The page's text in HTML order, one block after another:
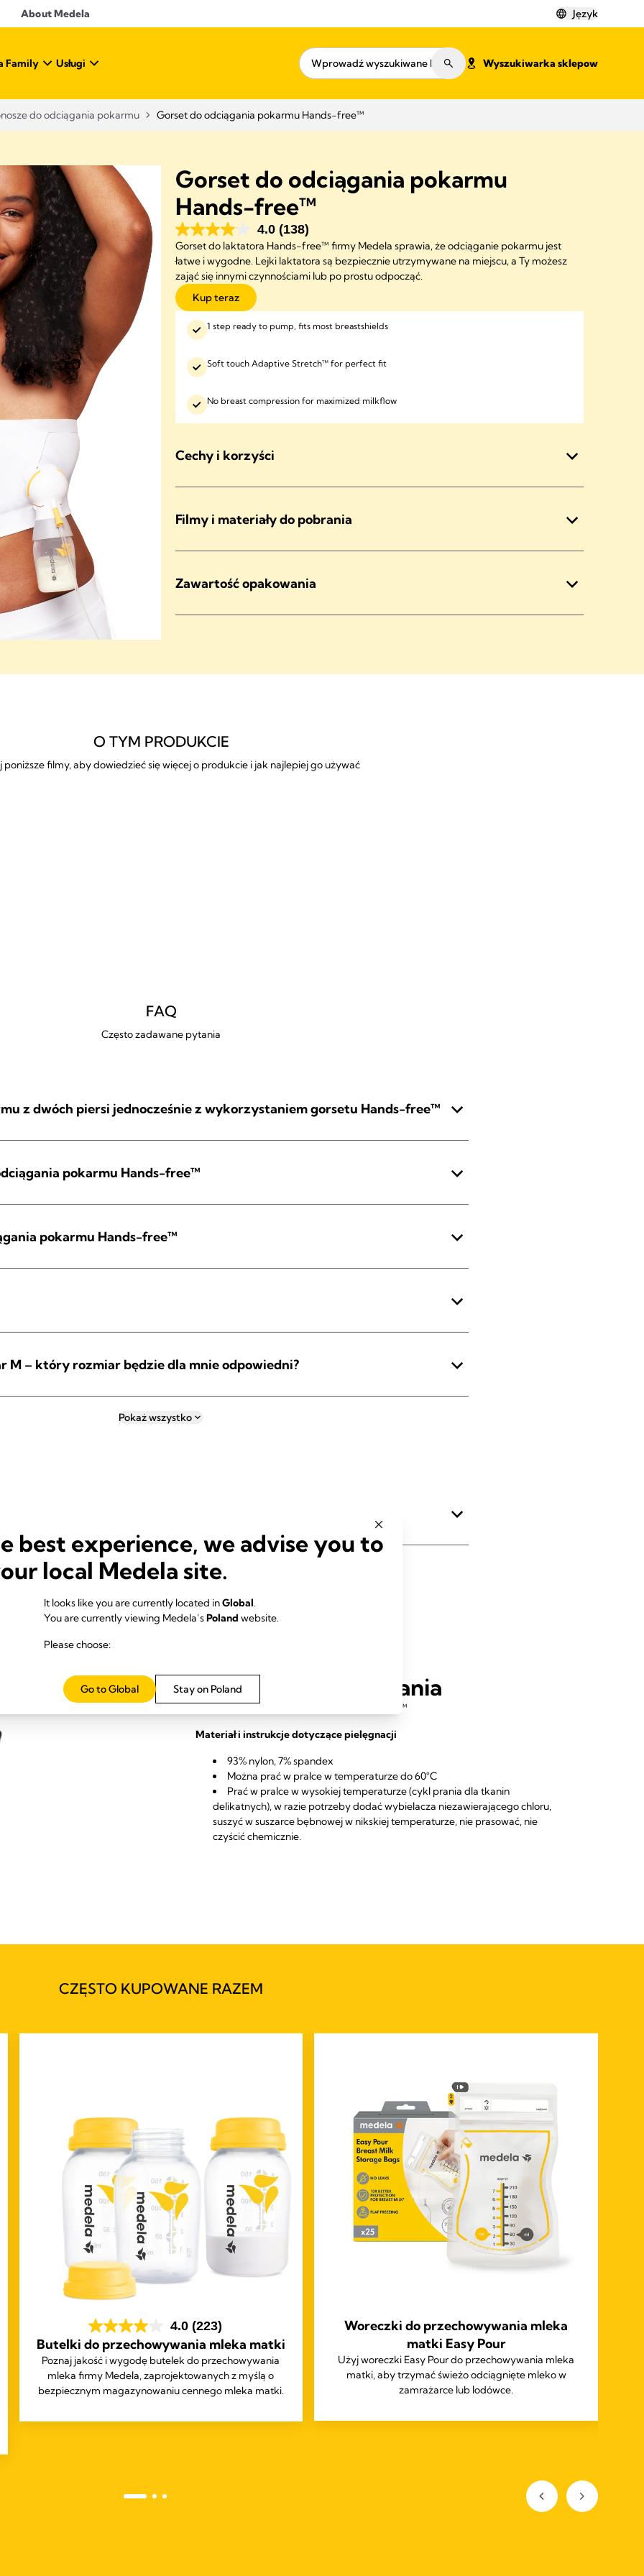
About Medela Język
Family Usługi Wyszukiwarka sklepow
do odciągania pokarmu Gorset do odciągania pokarmu Hands-free™
Gorset do odciągania pokarmu
Hands-free™
4.0 (138)
Gorset do laktatora Hands-free™ firmy Medela sprawia, że odciąganie pokarmu jest
łatwe i wygodne. Lejki laktatora są bezpiecznie utrzymywane na miejscu, a Ty możesz
zająć się innymi czynnościami lub po prostu odpocząć.
Kup teraz
1 step ready to pump, fits most breastshields
Soft touch Adaptive Stretch™ for perfect fit
No breast compression for maximized milkflow
Cechy i korzyści
Filmy i materiały do pobrania
Zawartość opakowania
O TYM PRODUKCIE
poniższe filmy, aby dowiedzieć się więcej o produkcie i jak najlepiej go używać
FAQ
Często zadawane pytania
z dwóch piersi jednocześnie z wykorzystaniem gorsetu Hands-free™
pokarmu Hands-free™
pokarmu Hands-free™
M – który rozmiar będzie dla mnie odpowiedni?
Pokaż wszystko
Zawartość opakowania
1 gorset do odciągania pokarmu Hands-free™
Materiał i instrukcje dotyczące pielęgnacji
93% nylon, 7% spandex
Można prać w pralce w temperaturze do 60°C
Prać w pralce w wysokiej temperaturze (cykl prania dla tkanin
delikatnych), w razie potrzeby dodać wybielacza niezawierającego chloru,
suszyć w suszarce bębnowej w nikskiej temperaturze, nie prasować, nie
czyścić chemicznie.
CZĘSTO KUPOWANE RAZEM
4.0 (223)
Butelki do przechowywania mleka matki
Poznaj jakość i wygodę butelek do przechowywania
mleka firmy Medela, zaprojektowanych z myślą o
bezpiecznym magazynowaniu cennego mleka matki.
Woreczki do przechowywania mleka
matki Easy Pour
Użyj woreczki Easy Pour do przechowywania mleka
matki, aby trzymać świeżo odciągnięte mleko w
zamrażarce lub lodówce.
best experience, we advise you to
local Medela site.
It looks like you are currently located inGlobal.
You are currently viewing Medela’sPoland website.
Please choose:
Stay on Poland
Go to Global